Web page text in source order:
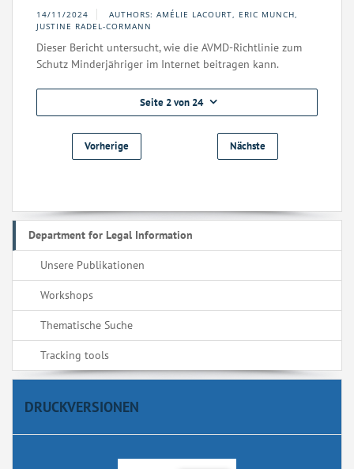
14/11/2024
AUTHORS: AMÉLIE LACOURT, ERIC MUNCH,
JUSTINE RADEL-CORMANN
Dieser Bericht untersucht, wie die AVMD-Richtlinie zum
Schutz Minderjähriger im Internet beitragen kann.
Seite 2 von 24
Vorherige Nächste
Department for Legal Information
Unsere Publikationen
Workshops
Thematische Suche
Tracking tools
DRUCKVERSIONEN